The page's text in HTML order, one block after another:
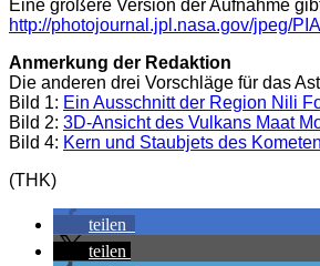
Eine größere Version der Aufnahme
http://photojournal.jpl.nasa.gov/jpeg/
Anmerkung der Redaktion
Die anderen drei Vorschläge für das
Bild 1: Ein Ausschnitt der Region Nili
Bild 2: 3D-Ansicht des Vulkans Maat
Bild 4: Kern und Staubjets des
(THK)
teilen
teilen